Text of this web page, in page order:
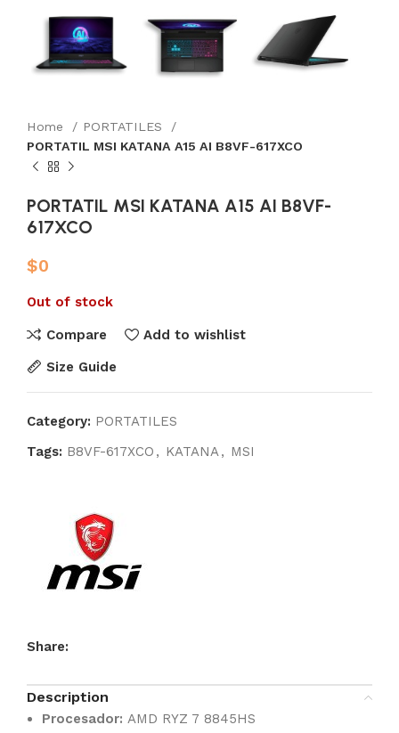
Home
PORTATILES
PORTATIL MSI KATANA A15 AI B8VF-617XCO
PORTATIL MSI KATANA A15 AI B8VF-
617XCO
$0
Out of stock
Compare
Add to wishlist
Size Guide
Category: PORTATILES
Tags: B8VF-617XCO , KATANA, MSI
Share:
Description
Procesador: AMD RYZ 7 8845HS